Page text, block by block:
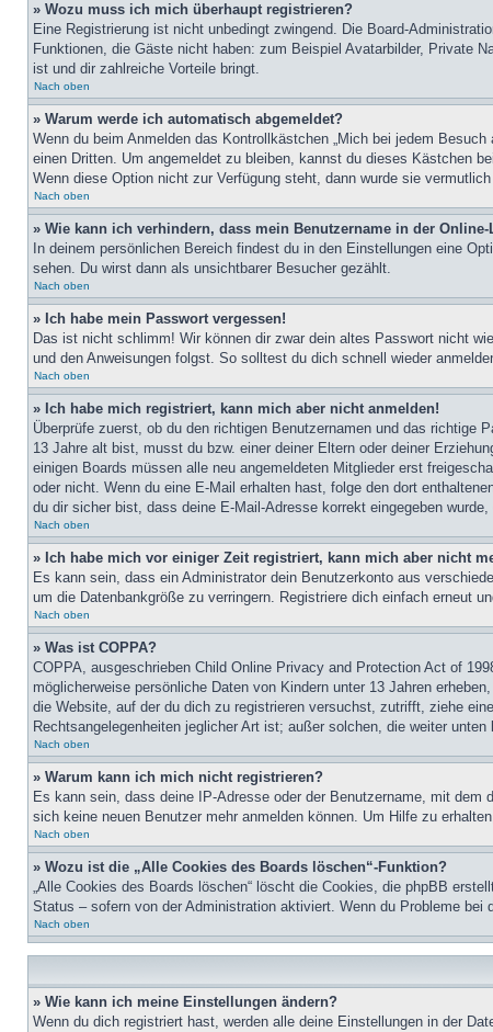
» Wozu muss ich mich überhaupt registrieren?
Eine Registrierung ist nicht unbedingt zwingend. Die Board-
Funktionen, die Gäste nicht haben: zum Beispiel Avatarbilder, Private
ist und dir zahlreiche Vorteile bringt.
Nach oben
» Warum werde ich automatisch abgemeldet?
Wenn du beim Anmelden das Kontrollkästchen „Mich bei jedem
einen Dritten. Um angemeldet zu bleiben, kannst du dieses Kästchen
Wenn diese Option nicht zur Verfügung steht, dann wurde sie
Nach oben
» Wie kann ich verhindern, dass mein Benutzername in der Online-
In deinem persönlichen Bereich findest du in den Einstellungen eine
sehen. Du wirst dann als unsichtbarer Besucher gezählt.
Nach oben
» Ich habe mein Passwort vergessen!
Das ist nicht schlimm! Wir können dir zwar dein altes Passwort nicht
und den Anweisungen folgst. So solltest du dich schnell wieder
Nach oben
» Ich habe mich registriert, kann mich aber nicht anmelden!
Überprüfe zuerst, ob du den richtigen Benutzernamen und das richtige
13 Jahre alt bist, musst du bzw. einer deiner Eltern oder deiner
einigen Boards müssen alle neu angemeldeten Mitglieder erst
oder nicht. Wenn du eine E-Mail erhalten hast, folge den dort
du dir sicher bist, dass deine E-Mail-Adresse korrekt eingegeben
Nach oben
» Ich habe mich vor einiger Zeit registriert, kann mich aber nicht
Es kann sein, dass ein Administrator dein Benutzerkonto aus
um die Datenbankgröße zu verringern. Registriere dich einfach erneut
Nach oben
» Was ist COPPA?
COPPA, ausgeschrieben Child Online Privacy and Protection Act of
möglicherweise persönliche Daten von Kindern unter 13 Jahren
die Website, auf der du dich zu registrieren versuchst, zutrifft, ziehe
Rechtsangelegenheiten jeglicher Art ist; außer solchen, die weiter unten
Nach oben
» Warum kann ich mich nicht registrieren?
Es kann sein, dass deine IP-Adresse oder der Benutzername, mit
sich keine neuen Benutzer mehr anmelden können. Um Hilfe zu
Nach oben
» Wozu ist die „Alle Cookies des Boards löschen“-Funktion?
„Alle Cookies des Boards löschen“ löscht die Cookies, die phpBB
Status – sofern von der Administration aktiviert. Wenn du Probleme
Nach oben
» Wie kann ich meine Einstellungen ändern?
Wenn du dich registriert hast, werden alle deine Einstellungen in der